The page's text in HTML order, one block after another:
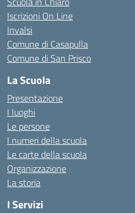
Iscrizioni On Line
Invalsi
Comune di Casapulla
Comune di San Prisco
La Scuola
Presentazione
I luoghi
Le persone
I numeri della scuola
Le carte della scuola
Organizzazione
La storia
I Servizi